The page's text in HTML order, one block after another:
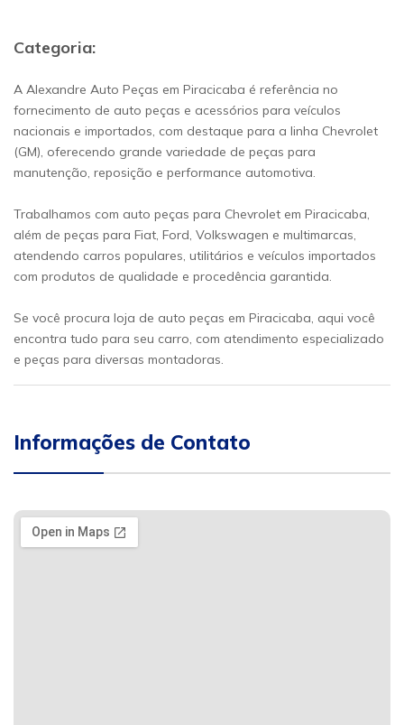
Categoria:
A Alexandre Auto Peças em Piracicaba é referência no
fornecimento de auto peças e acessórios para veículos
nacionais e importados, com destaque para a linha Chevrolet
(GM), oferecendo grande variedade de peças para
manutenção, reposição e performance automotiva.
Trabalhamos com auto peças para Chevrolet em Piracicaba,
além de peças para Fiat, Ford, Volkswagen e multimarcas,
atendendo carros populares, utilitários e veículos importados
com produtos de qualidade e procedência garantida.
Se você procura loja de auto peças em Piracicaba, aqui você
encontra tudo para seu carro, com atendimento especializado
e peças para diversas montadoras.
Informações de Contato